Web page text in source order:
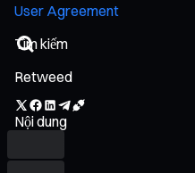
User Agreement
Retweed
Nội dung